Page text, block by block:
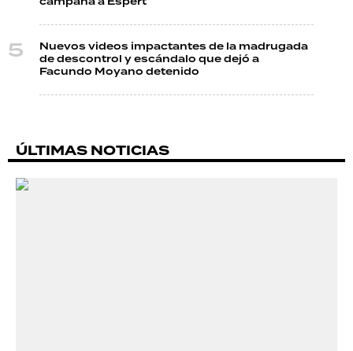
Nuevos videos impactantes de la madrugada
de descontrol y escándalo que dejó a
Facundo Moyano detenido
ÚLTIMAS NOTICIAS